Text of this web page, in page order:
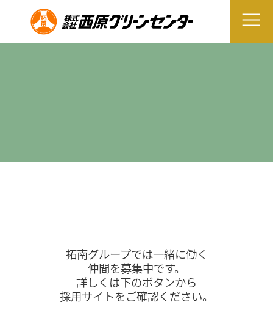
拓南グループでは一緒に働く
仲間を募集中です。
詳しくは下のボタンから
採用サイトをご確認ください。